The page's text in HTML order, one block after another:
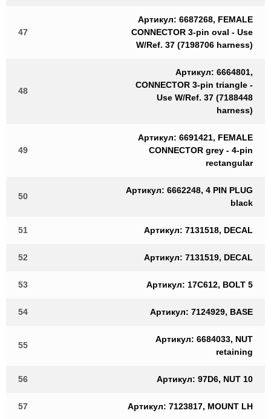
47
Артикул: 6687268, FEMALE
CONNECTOR 3-pin oval - Use
W/Ref. 37 (7198706 harness)
48
Артикул: 6664801,
CONNECTOR 3-pin triangle -
Use W/Ref. 37 (7188448
harness)
49
Артикул: 6691421, FEMALE
CONNECTOR grey - 4-pin
rectangular
50
Артикул: 6662248, 4 PIN PLUG
black
51 Артикул: 7131518, DECAL
52 Артикул: 7131519, DECAL
53 Артикул: 17C612, BOLT 5
54 Артикул: 7124929, BASE
55
Артикул: 6684033, NUT
retaining
56 Артикул: 97D6, NUT 10
57 Артикул: 7123817, MOUNT LH